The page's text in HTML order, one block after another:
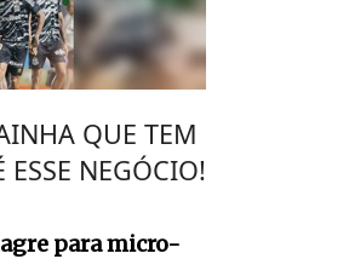
QUE TEM
ESSE NEGÓCIO!
para micro-